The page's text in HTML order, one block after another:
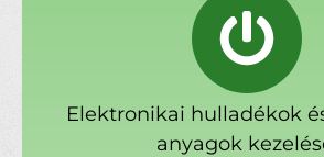
Elektronikai hulladékok
anyagok